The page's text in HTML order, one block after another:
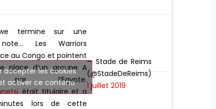
termine sur une
Les Warriors
au Congo et pointent
place d’un groupe A
par l’Egypte.
était titulaire et a
lors de cette
— Stade de Reims
(@StadeDeReims)
1 juillet 2019
accepter les cookies
activer ce contenu